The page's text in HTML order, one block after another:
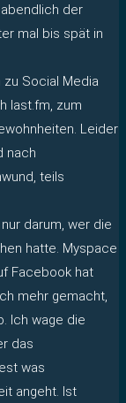
der
mal bis spät in
Social Media
last.fm, zum
Leider
nach
teils
darum, wer die
hatte. Myspace
Facebook hat
mehr gemacht,
Ich wage die
das
was
angeht. Ist